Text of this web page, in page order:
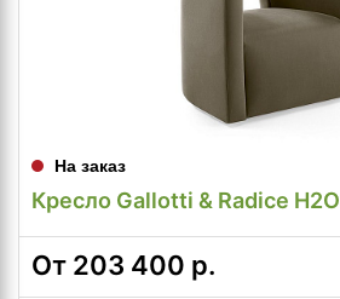
На заказ
Кресло Gallotti & Radice H2O
От 203 400 р.